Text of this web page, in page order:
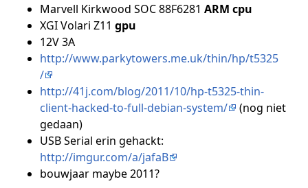
Marvell Kirkwood SOC 88F6281 ARM cpu
XGI Volari Z11 gpu
12V 3A
http://www.parkytowers.me.uk/thin/hp/t5325
/
http://41j.com/blog/2011/10/hp-t5325-thin-
client-hacked-to-full-debian-system/
(nog niet
gedaan)
USB Serial erin gehackt:
http://imgur.com/a/jafaB
bouwjaar maybe 2011?